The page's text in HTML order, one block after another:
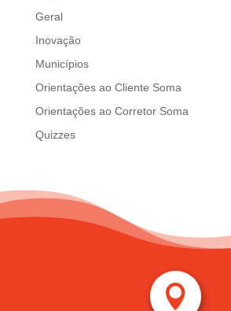
Geral
Inovação
Municípios
Orientações ao Cliente Soma
Orientações ao Corretor Soma
Quizzes
